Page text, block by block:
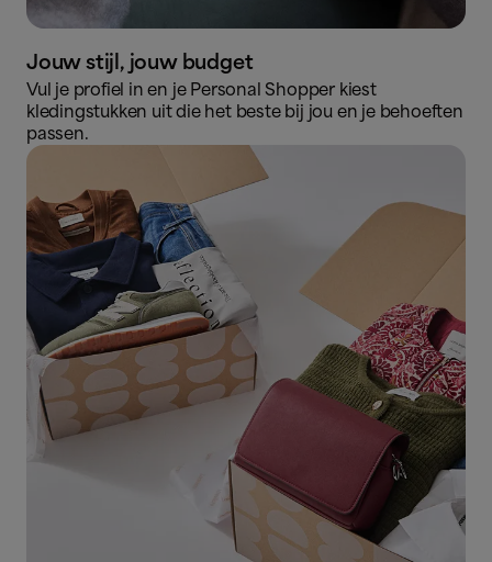
Jouw stijl, jouw budget
Vul je profiel in en je Personal Shopper kiest
kledingstukken uit die het beste bij jou en je behoeften
passen.